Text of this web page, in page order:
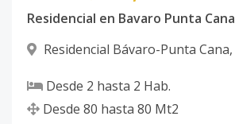
Residencial en Bavaro Punta Cana
Residencial Bávaro-Punta Cana,
Desde 2 hasta 2 Hab.
Desde 80 hasta 80 Mt2